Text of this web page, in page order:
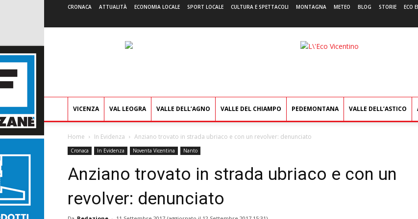
CRONACA ATTUALITÀ ECONOMIA LOCALE SPORT LOCALE CULTURA E SPETTACOLI MONTAGNA METEO BLOG STORIE ECO
L'Eco
VICENZA VAL LEOGRA VALLE DELL’AGNO VALLE DEL CHIAMPO PEDEMONTANA VALLE DELL’ASTICO
Home In Evidenza Anziano trovato in strada ubriaco e con un revolver: denunciato
Cronaca In Evidenza Noventa Vicentina Nanto
Anziano trovato in strada ubriaco e con un
revolver: denunciato